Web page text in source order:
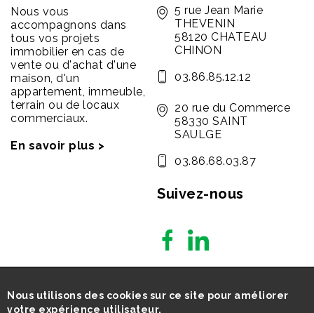
Nous vous
accompagnons dans
tous vos projets
immobilier en cas de
vente ou d'achat d'une
maison, d'un
appartement, immeuble,
terrain ou de locaux
commerciaux.
En savoir plus >
5 rue Jean Marie
THEVENIN
58120 CHATEAU
CHINON
03.86.85.12.12
20 rue du Commerce
58330 SAINT
SAULGE
03.86.68.03.87
Suivez-nous
Nous utilisons des cookies sur ce site pour améliorer
votre expérience utilisateur.